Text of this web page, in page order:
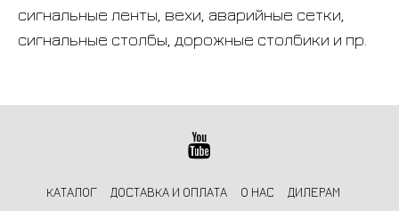
сигнальные ленты, вехи, аварийные сетки,
сигнальные столбы, дорожные столбики и пр.
КАТАЛОГ ДОСТАВКА И ОПЛАТА О НАС ДИЛЕРАМ